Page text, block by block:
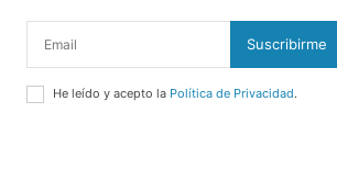
Suscribirme
He leído y acepto la Política de Privacidad.